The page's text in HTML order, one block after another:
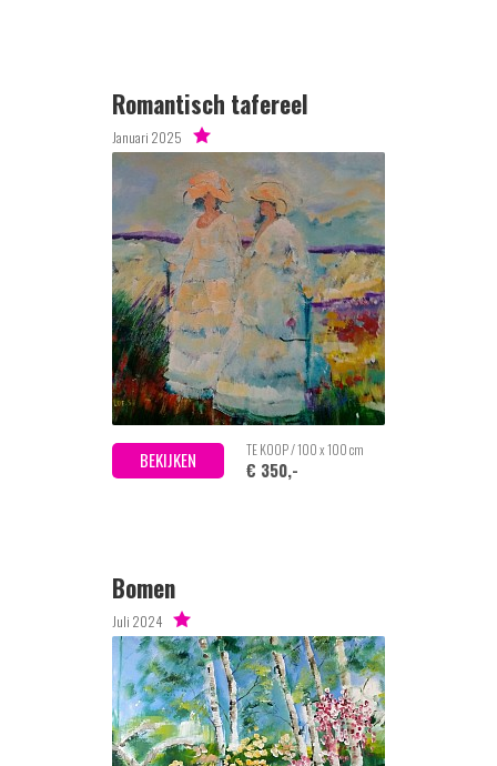
Romantisch tafereel
Januari 2025
BEKIJKEN TE KOOP / 100 x 100 cm
€ 350,-
Bomen
Juli 2024